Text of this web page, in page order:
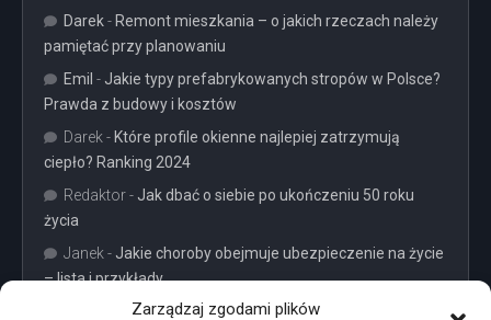
Zarządzaj zgodami plików
Darek- Remont mieszkania – o jakich rzeczach należy
pamiętać przy planowaniu
Emil - Jakie typy prefabrykowanych stropów w Polsce?
Prawda z budowy i kosztów
Darek - Które profile okienne najlepiej zatrzymują
ciepło? Ranking 2024
Redaktor- Jak dbać o siebie po ukończeniu 50 roku
życia
Janek - Jakie choroby obejmuje ubezpieczenie na życie
– lista i przykłady